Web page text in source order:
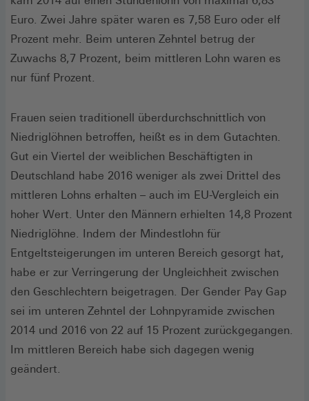
Euro. Zwei Jahre später waren es 7,58 Euro oder elf
Prozent mehr. Beim unteren Zehntel betrug der
Zuwachs 8,7 Prozent, beim mittleren Lohn waren es
nur fünf Prozent.
Frauen seien traditionell überdurchschnittlich von
Niedriglöhnen betroffen, heißt es in dem Gutachten.
Gut ein Viertel der weiblichen Beschäftigten in
Deutschland habe 2016 weniger als zwei Drittel des
mittleren Lohns erhalten – auch im EU-Vergleich ein
hoher Wert. Unter den Männern erhielten 14,8 Prozent
Niedriglöhne. Indem der Mindestlohn für
Entgeltsteigerungen im unteren Bereich gesorgt hat,
habe er zur Verringerung der Ungleichheit zwischen
den Geschlechtern beigetragen. Der Gender Pay Gap
sei im unteren Zehntel der Lohnpyramide zwischen
2014 und 2016 von 22 auf 15 Prozent zurückgegangen.
Im mittleren Bereich habe sich dagegen wenig
geändert.